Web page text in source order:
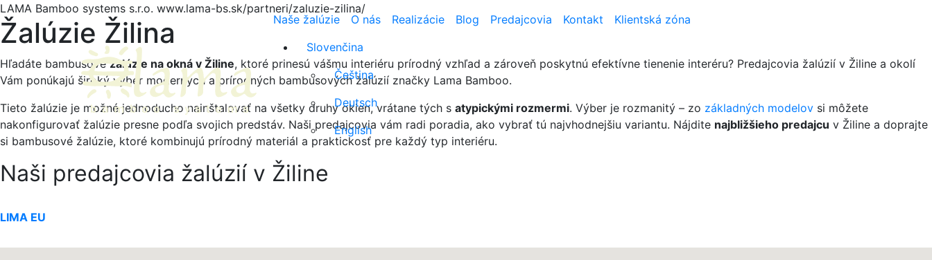
LAMA Bamboo systems s.r.o. www.lama-bs.sk/partneri/zaluzie-zilina/
Naše žalúzie
O nás Realizácie Blog Predajcovia Kontakt
Klientská zóna
Slovenčina
Čeština
Deutsch
English
Žalúzie Žilina
Hľadáte bambusovéžalúzie na okná v Žiline, ktoré prinesú vášmu interiéru prírodný vzhľad a zároveň poskytnú efektívne tienenie interéru? Predajcovia žalúzií v Žiline a okolí
Vám ponúkajú široký výber moderných a prírodných bambusových žalúzií značky Lama Bamboo.
Tieto žalúzie je možné jednoducho nainštalovať na všetky druhy okien, vrátane tých s atypickými rozmermi. Výber je rozmanitý – zo základných modelov si môžete
nakonfigurovať žalúzie presne podľa svojich predstáv. Naši predajcovia vám radi poradia, ako vybrať tú najvhodnejšiu variantu. Nájdite najbližšieho predajcu v Žiline a doprajte
si bambusové žalúzie, ktoré kombinujú prírodný materiál a praktickosť pre každý typ interiéru.
Naši predajcovia žalúzií v Žiline
LIMA EU